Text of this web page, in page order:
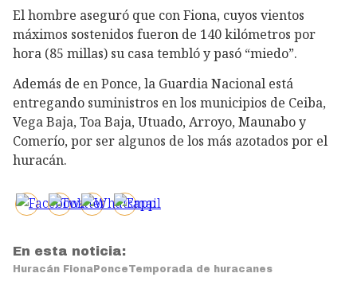
El hombre aseguró que con Fiona, cuyos vientos
máximos sostenidos fueron de 140 kilómetros por
hora (85 millas) su casa tembló y pasó “miedo”.
Además de en Ponce, la Guardia Nacional está
entregando suministros en los municipios de Ceiba,
Vega Baja, Toa Baja, Utuado, Arroyo, Maunabo y
Comerío, por ser algunos de los más azotados por el
huracán.
En esta noticia:
Huracán Fiona PonceTemporada de huracanes